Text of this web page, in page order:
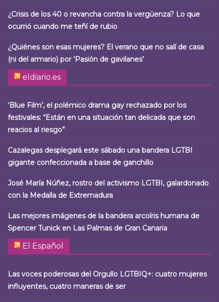
¿Crisis de los 40 o revancha contra la vergüenza? Lo que
ocurrió cuando me teñí de rubio
¿Quiénes son esas mujeres? El verano que no salí de casa
(ni del armario) por ‘Pasión de gavilanes’
eldiario.es
‘Blue Film’, el polémico drama gay rechazado por los
festivales: “Están en una situación tan delicada que son
reacios al riesgo”
Cazalegas desplegará este sábado una bandera LGTBI
gigante confeccionada a base de ganchillo
José María Núñez, rostro del activismo LGTBI, galardonado
con la Medalla de Extremadura
Las mejores imágenes de la bandera arcoíris humana de
Spencer Tunick en Las Palmas de Gran Canaria
El Español
Las voces poderosas del Orgullo LGTBIQ+: cuatro mujeres
influyentes, cuatro maneras de ser